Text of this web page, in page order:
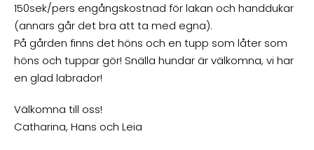
150sek/pers engångskostnad för lakan och handdukar
(annars går det bra att ta med egna).
På gården finns det höns och en tupp som låter som
höns och tuppar gör! Snälla hundar är välkomna, vi har
en glad labrador!
Välkomna till oss!
Catharina, Hans och Leia